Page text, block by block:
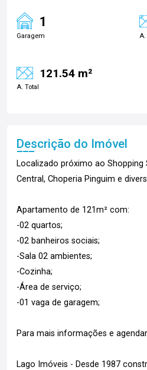
1
Garagem
121.54 m²
A. Total
Descrição do Imóvel
Localizado próximo ao Shopping
Central, Choperia Pinguim e
Apartamento de 121m² com:
-02 quartos;
-02 banheiros sociais;
-Sala 02 ambientes;
-Cozinha;
-Área de serviço;
-01 vaga de garagem;
Para mais informações e
Lago Imóveis - Desde 1987